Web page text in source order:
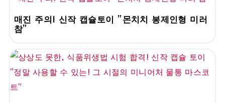
매진 주의! 신작 캡슐토이 "몬치치 봉제인형 미러
참"